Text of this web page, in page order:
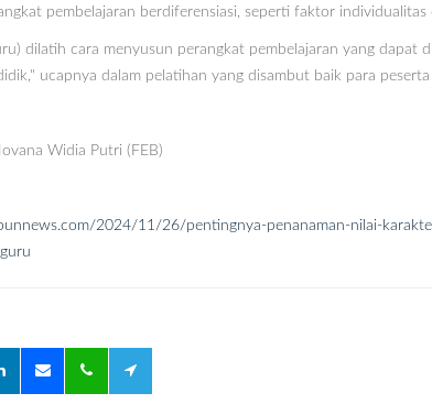
pembelajaran berdiferensiasi, seperti faktor individualitas
dilatih cara menyusun perangkat pembelajaran yang dapat
ucapnya dalam pelatihan yang disambut baik para
Widia Putri (FEB)
2024/11/26/pentingnya-penanaman-nilai-